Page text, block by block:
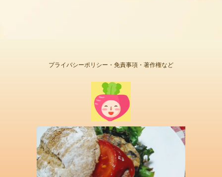
プライバシーポリシー・免責事項・著作権など